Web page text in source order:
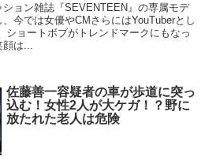
ョン雑誌『SEVENTEEN』の専属モデ
今では女優やCMさらにはYouTuberとし
ショートボブがトレンドマークにもなっ
は...
佐藤善一容疑者の車が歩道に突っ
込む！女性2人が大ケガ！？野に
放たれた老人は危険